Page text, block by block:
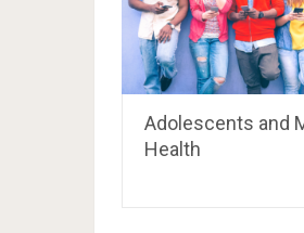
Adolescents and
Health